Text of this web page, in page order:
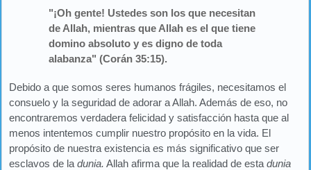
"¡Oh gente! Ustedes son los que necesitan
de Allah, mientras que Allah es el que tiene
domino absoluto y es digno de toda
alabanza" (Corán 35:15).
Debido a que somos seres humanos frágiles, necesitamos el
consuelo y la seguridad de adorar a Allah. Además de eso, no
encontraremos verdadera felicidad y satisfacción hasta que al
menos intentemos cumplir nuestro propósito en la vida. El
propósito de nuestra existencia es más significativo que ser
esclavos de la dunia. Allah afirma que la realidad de esta dunia